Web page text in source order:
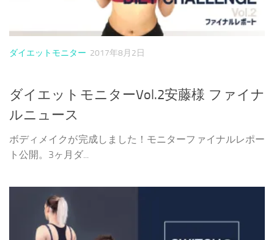
ダイエットモニター 2017年8月2日
ダイエットモニターVol.2安藤様 ファイナ
ルニュース
ボディメイクが完成しました！モニターファイナルレポー
ト公開。3ヶ月ダ...